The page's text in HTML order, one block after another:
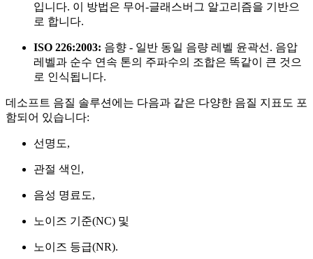
입니다. 이 방법은 무어-글래스버그 알고리즘을 기반으
로 합니다.
ISO 226:2003: 음향 - 일반 동일 음량 레벨 윤곽선. 음압
레벨과 순수 연속 톤의 주파수의 조합은 똑같이 큰 것으
로 인식됩니다.
데소프트 음질 솔루션에는 다음과 같은 다양한 음질 지표도 포
함되어 있습니다:
선명도,
관절 색인,
음성 명료도,
노이즈 기준(NC) 및
노이즈 등급(NR).